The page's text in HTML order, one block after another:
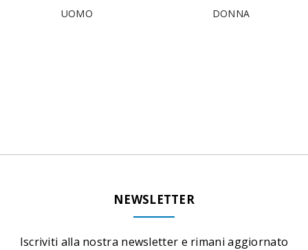
UOMO DONNA
NEWSLETTER
Iscriviti alla nostra newsletter e rimani aggiornato